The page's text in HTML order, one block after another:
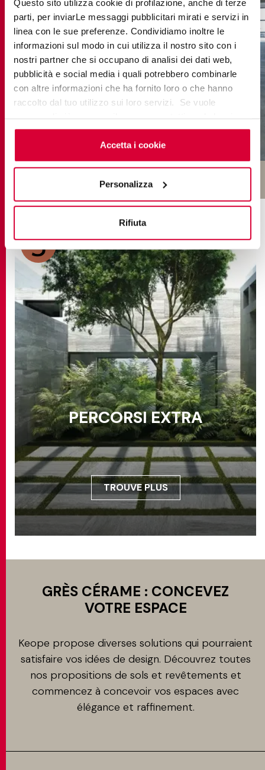
Questo sito utilizza cookie di profilazione, anche di terze
parti, per inviarLe messaggi pubblicitari mirati e servizi in
linea con le sue preferenze. Condividiamo inoltre le
informazioni sul modo in cui utilizza il nostro sito con i
nostri partner che si occupano di analisi dei dati web,
pubblicità e social media i quali potrebbero combinarle
con altre informazioni che ha fornito loro o che hanno
raccolto dal tuo utilizzo sui loro servizi. Se vuole
cookieclicchi qui. Il consenso può essere espresso
cliccando sul tasto “Accetta i cookie”. Se non vuole i
cookie di profilazione può negare il consenso sul tasto
Accetta i cookie
Personalizza
Rifiuta
COLLECTIONS DANS LE PROJET
PERCORSI EXTRA
TROUVE PLUS
GRÈS CÉRAME : CONCEVEZ
VOTRE ESPACE
Keope propose diverses solutions qui pourraient
satisfaire vos idées de design. Découvrez toutes
nos propositions de sols et revêtements et
commencez à concevoir vos espaces avec
élégance et raffinement.